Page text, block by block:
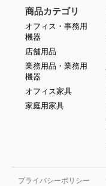
プライバシーポリシー
商品カテゴリ
オフィス・事務用
機器
店舗用品
業務用品・業務用
機器
オフィス家具
家庭用家具